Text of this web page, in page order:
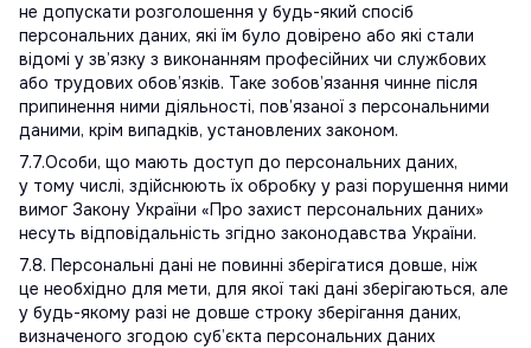
не допускати розголошення у будь-який спосіб
персональних даних, які їм було довірено або які стали
відомі у зв’язку з виконанням професійних чи службових
або трудових обов’язків. Таке зобов’язання чинне після
припинення ними діяльності, пов’язаної з персональними
даними, крім випадків, установлених законом.
7.7.Особи, що мають доступ до персональних даних,
у тому числі, здійснюють їх обробку у разі порушення ними
вимог Закону України «Про захист персональних даних»
несуть відповідальність згідно законодавства України.
7.8. Персональні дані не повинні зберігатися довше, ніж
це необхідно для мети, для якої такі дані зберігаються, але
у будь-якому разі не довше строку зберігання даних,
визначеного згодою суб’єкта персональних даних